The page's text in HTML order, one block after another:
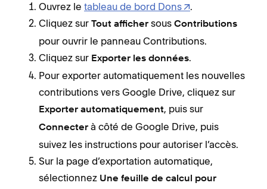
Ouvrez le tableau de bord Dons
.
Cliquez sur Tout afficher sous Contributions
pour ouvrir le panneau Contributions.
Cliquez sur Exporter les données.
Pour exporter automatiquement les nouvelles
contributions vers Google Drive, cliquez sur
Exporter automatiquement, puis sur
Connecter à côté de Google Drive, puis
suivez les instructions pour autoriser l’accès.
Sur la page d’exportation automatique,
sélectionnez Une feuille de calcul pour